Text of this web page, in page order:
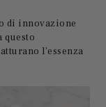
di innovazione
questo
l'essenza